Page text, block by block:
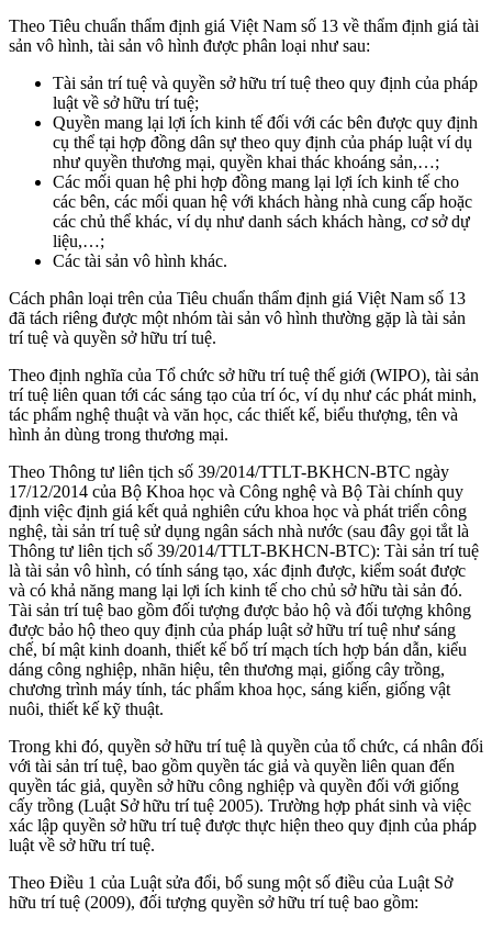
Theo Tiêu chuẩn thẩm định giá Việt Nam số 13 về thẩm định giá tài
sản vô hình, tài sản vô hình được phân loại như sau:
Tài sản trí tuệ và quyền sở hữu trí tuệ theo quy định của pháp
luật về sở hữu trí tuệ;
Quyền mang lại lợi ích kinh tế đối với các bên được quy định
cụ thể tại hợp đồng dân sự theo quy định của pháp luật ví dụ
như quyền thương mại, quyền khai thác khoáng sản,…;
Các mối quan hệ phi hợp đồng mang lại lợi ích kinh tế cho
các bên, các mối quan hệ với khách hàng nhà cung cấp hoặc
các chủ thể khác, ví dụ như danh sách khách hàng, cơ sở dự
liệu,…;
Các tài sản vô hình khác.
Cách phân loại trên của Tiêu chuẩn thẩm định giá Việt Nam số 13
đã tách riêng được một nhóm tài sản vô hình thường gặp là tài sản
trí tuệ và quyền sở hữu trí tuệ.
Theo định nghĩa của Tổ chức sở hữu trí tuệ thế giới (WIPO), tài sản
trí tuệ liên quan tới các sáng tạo của trí óc, ví dụ như các phát minh,
tác phẩm nghệ thuật và văn học, các thiết kế, biểu thượng, tên và
hình ản dùng trong thương mại.
Theo Thông tư liên tịch số 39/2014/TTLT-BKHCN-BTC ngày
17/12/2014 của Bộ Khoa học và Công nghệ và Bộ Tài chính quy
định việc định giá kết quả nghiên cứu khoa học và phát triển công
nghệ, tài sản trí tuệ sử dụng ngân sách nhà nước (sau đây gọi tắt là
Thông tư liên tịch số 39/2014/TTLT-BKHCN-BTC): Tài sản trí tuệ
là tài sản vô hình, có tính sáng tạo, xác định được, kiểm soát được
và có khả năng mang lại lợi ích kinh tế cho chủ sở hữu tài sản đó.
Tài sản trí tuệ bao gồm đối tượng được bảo hộ và đối tượng không
được bảo hộ theo quy định của pháp luật sở hữu trí tuệ như sáng
chế, bí mật kinh doanh, thiết kế bố trí mạch tích hợp bán dẫn, kiểu
dáng công nghiệp, nhãn hiệu, tên thương mại, giống cây trồng,
chương trình máy tính, tác phẩm khoa học, sáng kiến, giống vật
nuôi, thiết kế kỹ thuật.
Trong khi đó, quyền sở hữu trí tuệ là quyền của tổ chức, cá nhân đối
với tài sản trí tuệ, bao gồm quyền tác giả và quyền liên quan đến
quyền tác giả, quyền sở hữu công nghiệp và quyền đối với giống
cấy trồng (Luật Sở hữu trí tuệ 2005). Trường hợp phát sinh và việc
xác lập quyền sở hữu trí tuệ được thực hiện theo quy định của pháp
luật về sở hữu trí tuệ.
Theo Điều 1 của Luật sửa đổi, bổ sung một số điều của Luật Sở
hữu trí tuệ (2009), đối tượng quyền sở hữu trí tuệ bao gồm: